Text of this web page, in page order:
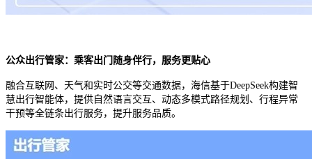
公众出行管家：乘客出门随身伴行，服务更贴心
融合互联网、天气和实时公交等交通数据，海信基于DeepSeek构建智
慧出行智能体，提供自然语言交互、动态多模式路径规划、行程异常
干预等全链条出行服务，提升服务品质。